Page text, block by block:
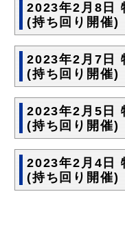
2023年2月8日
(持ち回り開催)
2023年2月7日
(持ち回り開催)
2023年2月5日
(持ち回り開催)
2023年2月4日
(持ち回り開催)